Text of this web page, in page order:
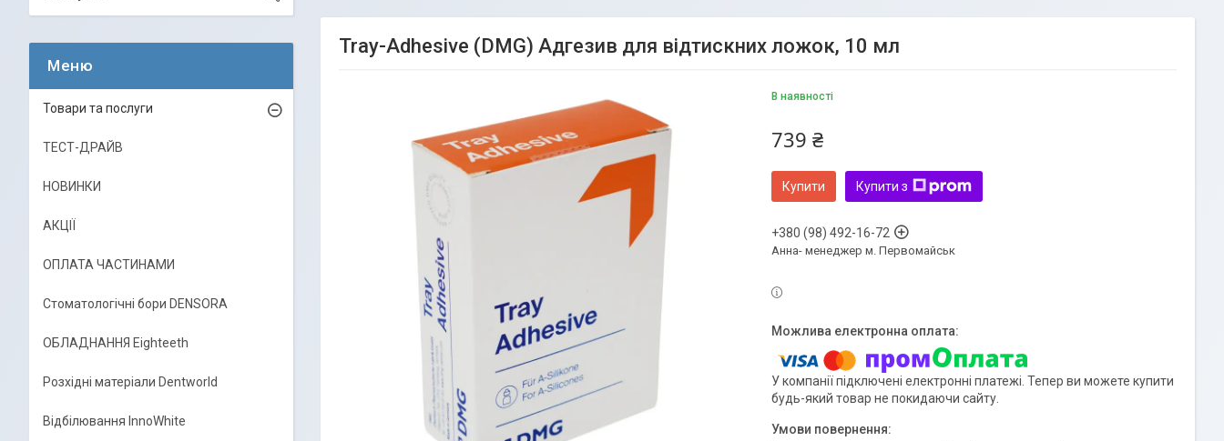
Tray-Adhesive (DMG) Адгезив для відтискних ложок, 10 мл
В наявності
739 ₴
Купити Купити з
+380 (98) 492-16-72
Анна- менеджер м. Первомайськ
У компанії підключені електронні платежі. Тепер ви можете купити
будь-який товар не покидаючи сайту.
Товари та послуги
ТЕСТ-ДРАЙВ
НОВИНКИ
АКЦІЇ
ОПЛАТА ЧАСТИНАМИ
Стоматологічні бори DENSORA
ОБЛАДНАННЯ Eighteeth
Розхідні матеріали Dentworld
Відбілювання InnoWhite